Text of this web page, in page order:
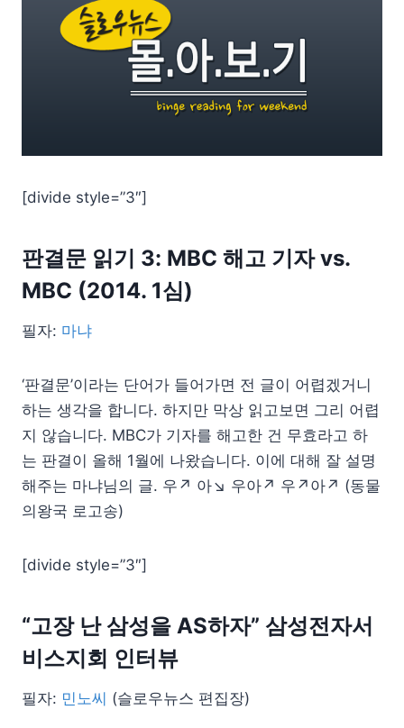
[divide style=”3″]
판결문 읽기 3: MBC 해고 기자 vs.
MBC (2014. 1심)
필자: 마냐
‘판결문’이라는 단어가 들어가면 전 글이 어렵겠거니
하는 생각을 합니다. 하지만 막상 읽고보면 그리 어렵
지 않습니다. MBC가 기자를 해고한 건 무효라고 하
는 판결이 올해 1월에 나왔습니다. 이에 대해 잘 설명
해주는 마냐님의 글. 우↗ 아↘ 우아↗ 우↗아↗ (동물
의왕국 로고송)
[divide style=”3″]
“고장 난 삼성을 AS하자” 삼성전자서
비스지회 인터뷰
필자: 민노씨 (슬로우뉴스 편집장)